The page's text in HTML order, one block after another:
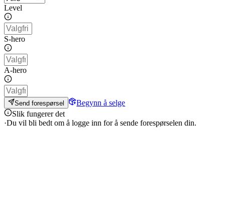
Level
S-hero
А-hero
Send forespørsel
Begynn å selge
Slik fungerer det
·Du vil bli bedt om å logge inn for å sende forespørselen din.